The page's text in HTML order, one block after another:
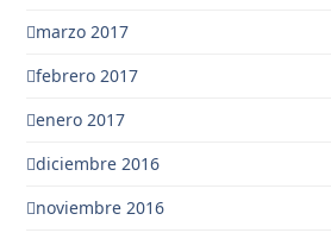
marzo 2017
febrero 2017
enero 2017
diciembre 2016
noviembre 2016